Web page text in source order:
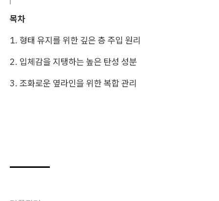
목차
1. 형태 유지를 위한 깊은 층 주입 원리
2. 입체감을 지탱하는 높은 탄성 성분
3. 조화로운 옆라인을 위한 복합 관리